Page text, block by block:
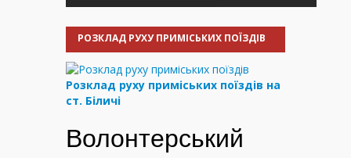
РОЗКЛАД РУХУ ПРИМІСЬКИХ ПОЇЗДІВ
Розклад руху приміських поїздів на
ст. Біличі